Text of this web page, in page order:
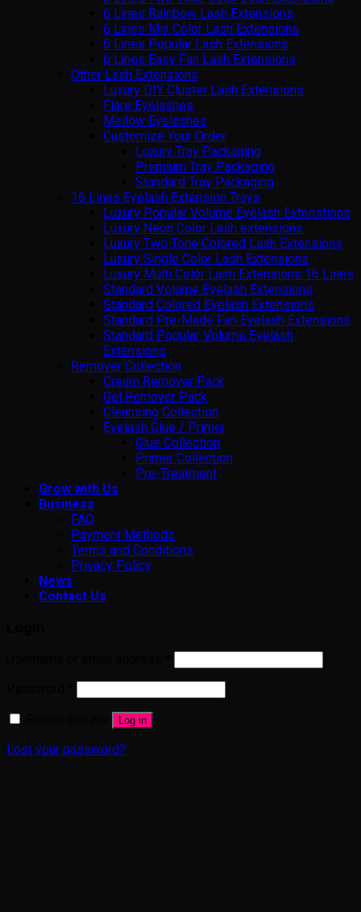
6 Lines Rainbow Lash Extensions
6 Lines Mix Color Lash Extensions
6 Lines Popular Lash Extensions
6 Lines Easy Fan Lash Extensions
Other Lash Extensions
Luxury DIY Cluster Lash Extensions
Flare Eyelashes
Mellow Eyelashes
Customize Your Order
Luxury Tray Packaging
Premium Tray Packaging
Standard Tray Packaging
16 Lines Eyelash Extension Trays
Luxury Popular Volume Eyelash Extenstions
Luxury Neon Color Lash extensions
Luxury Two Tone Colored Lash Extensions
Luxury Single Color Lash Extensions
Luxury Multi Color Lash Extensions 16 Lines
Standard Volume Eyelash Extensions
Standard Colored Eyelash Extensions
Standard Pre-Made Fan Eyelash Extensions
Standard Popular Volume Eyelash
Extensions
Remover Collection
Cream Remover Pack
Gel Remover Pack
Cleansing Collection
Eyelash Glue / Primer
Glue Collection
Primer Collection
Pre-Treatment
Grow with Us
Business
FAQ
Payment Methods
Terms and Conditions
Privacy Policy
News
Contact Us
Log in
Lost your password?